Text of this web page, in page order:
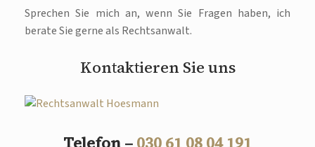
Sprechen Sie mich an, wenn Sie Fragen haben, ich
berate Sie gerne als Rechtsanwalt.
Kontaktieren Sie uns
Telefon – 030 61 08 04 191